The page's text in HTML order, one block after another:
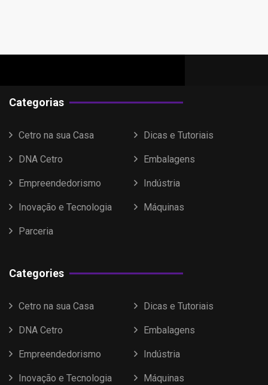
Categorias
Cetro na sua Casa Dicas e Tutoriais
DNA Cetro Embalagens
Empreendedorismo Indústria
Inovação e Tecnologia Máquinas
Parceria
Categories
Cetro na sua Casa Dicas e Tutoriais
DNA Cetro Embalagens
Empreendedorismo Indústria
Inovação e Tecnologia Máquinas